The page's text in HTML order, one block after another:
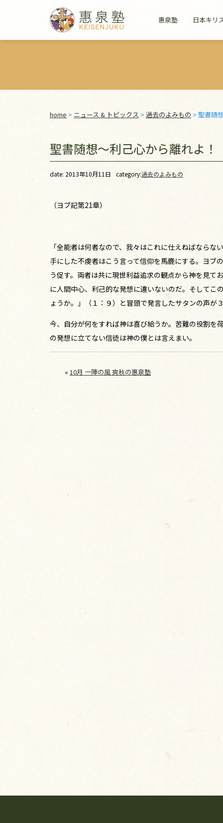
惠泉塾 日本キリ
home > ニュース & トピックス > 過去のよみもの > 聖書随
聖書随想～利己心から離れよ！
date: 2013年10月11日 category:過去のよみもの
（ヨブ記第21章）
「全能者は何者なので、我々はこれに仕えねばなら
手にした不虔者はこう言って信仰を馬鹿にする。ヨブ
う促す。両者は共に現世利益追求の観点から神を見て
に人間中心、利己的な発想に違いないのだ。そして
ょうか。」（１：９）と冒頭で発言したサタンの声
今、自分が何をすれば神は喜び給うか。苦難の役割を
の発想に立てない信徒は神の僕とは言えまい。
« 10月 一陣の風 爽秋の惠泉塾